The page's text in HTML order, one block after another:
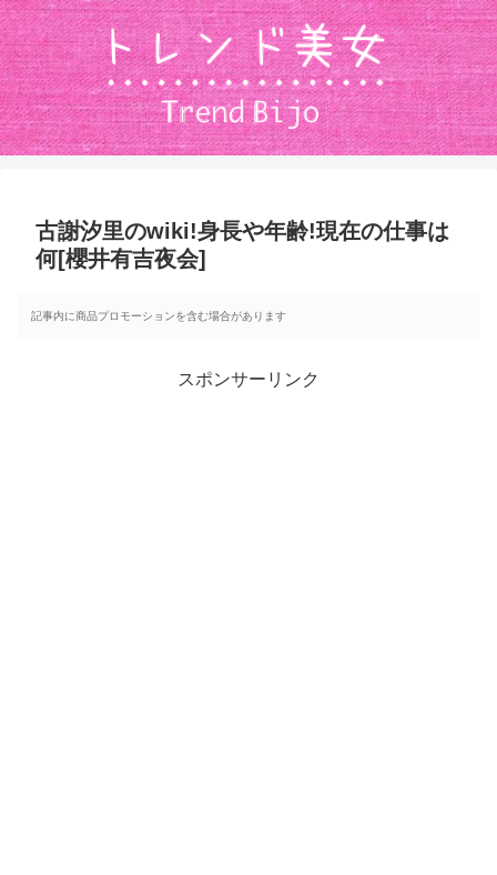
古謝汐里のwiki!身長や年齢!現在の仕事は
何[櫻井有吉夜会]
記事内に商品プロモーションを含む場合があります
スポンサーリンク